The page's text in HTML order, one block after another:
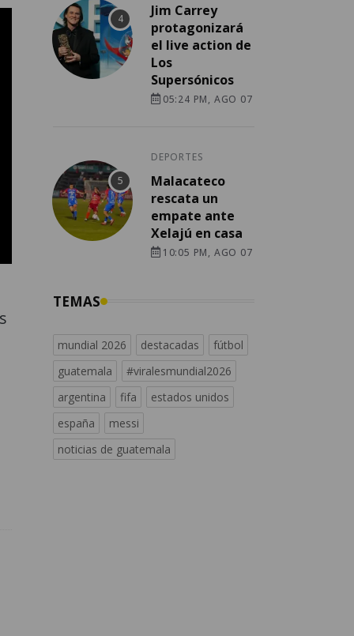
Jim Carrey
protagonizará
el live action de
Los
Supersónicos
05:24 PM, AGO 07
DEPORTES
Malacateco
rescata un
empate ante
Xelajú en casa
10:05 PM, AGO 07
TEMAS
mundial 2026 destacadas
fútbol
guatemala
#viralesmundial2026
argentina
fifa
estados unidos
españa
messi
noticias de guatemala